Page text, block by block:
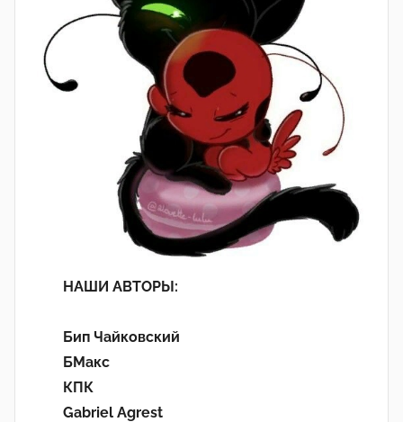
НАШИ АВТОРЫ:
Бип Чайковский
БМакс
КПК
Gabriel Agrest